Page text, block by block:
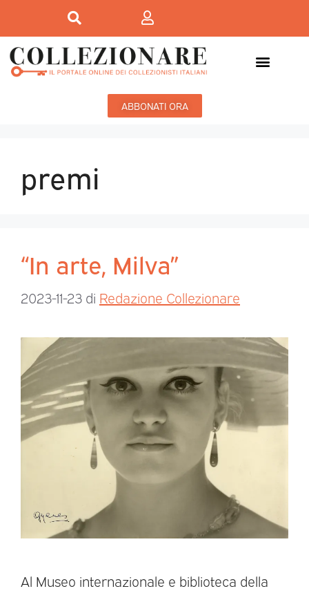
ABBONATI ORA
premi
“In arte, Milva”
2023-11-23 di Redazione Collezionare
Al Museo internazionale e biblioteca della